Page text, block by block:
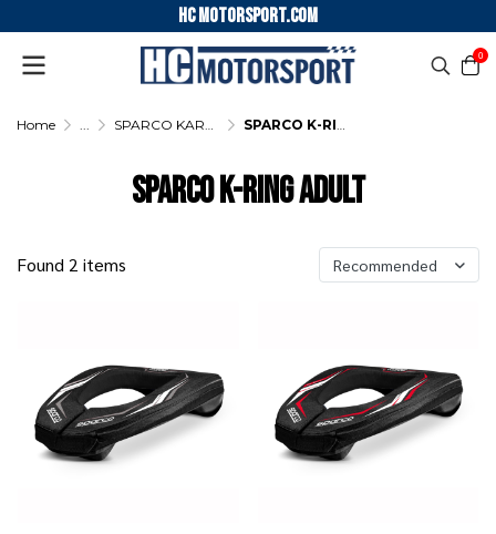
HC motorsport.COM
0
Home ... SPARCO KARTING NECK COLLAR SPARCO K-RING ADULT
SPARCO K-RING ADULT
Found 2 items Recommended